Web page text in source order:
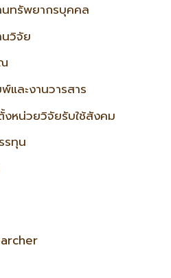
นทรัพยากรบุคคล
วิจัย
ละงานวารสาร
หน่วยวิจัยรับใช้สังคม
รทุน